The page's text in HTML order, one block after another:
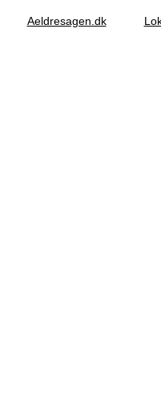
Aeldresagen.dk